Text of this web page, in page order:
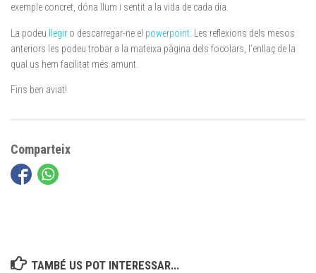
exemple concret, dóna llum i sentit a la vida de cada dia.
La podeu llegir o descarregar-ne el powerpoint . Les reflexions dels mesos
anteriors les podeu trobar a la mateixa pàgina dels focolars, l’enllaç de la
qual us hem facilitat més amunt.
Fins ben aviat!
Comparteix
TAMBÉ US POT INTERESSAR...